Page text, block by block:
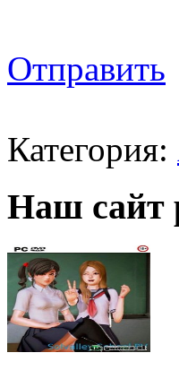
Отправить
Категория:
Наш сайт